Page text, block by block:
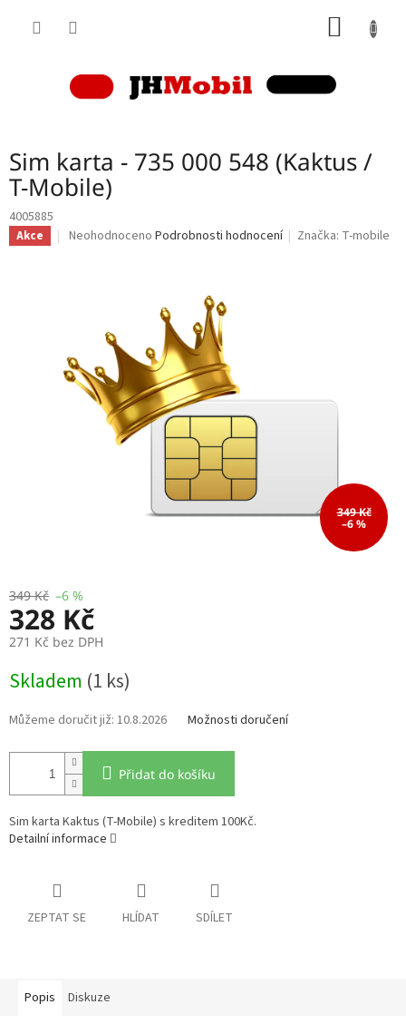
Sim karta - 735 000 548 (Kaktus /
T-Mobile)
4005885
Akce
Průměrné
hvězdiček.
Neohodnoceno Podrobnosti hodnocení Značka: T-mobile
349 Kč
–6 %
349 Kč –6 %
328 Kč
271 Kč bez DPH
cena:
Skladem (1 ks)
10.8.2026 Možnosti doručení
Přidat do košíku
Sim karta Kaktus (T-Mobile) s kreditem 100Kč.
Detailní informace
ZEPTAT SE HLÍDAT SDÍLET
Popis Diskuze